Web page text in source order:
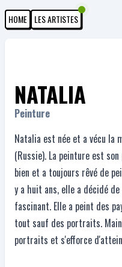
HOME LES ARTISTES
NATALIA
Peinture
Natalia est née et a vécu la
(Russie). La peinture est
bien et a toujours rêvé de
y a huit ans, elle a décidé
fascinant. Elle a peint des
tout sauf des portraits.
portraits et s'efforce